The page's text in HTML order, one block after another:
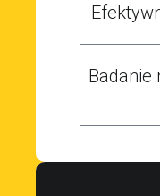
Badanie